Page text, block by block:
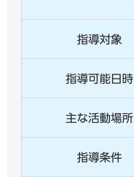
指導対象
指導可能日時
主な活動場所
指導条件